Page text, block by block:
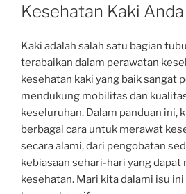
Kesehatan Kaki
Kaki adalah salah satu bagian
terabaikan dalam perawatan
kesehatan kaki yang baik sangat
mendukung mobilitas dan
keseluruhan. Dalam panduan ini,
berbagai cara untuk merawat
secara alami, dari pengobatan
kebiasaan sehari-hari yang dapat
kesehatan. Mari kita dalami isu ini